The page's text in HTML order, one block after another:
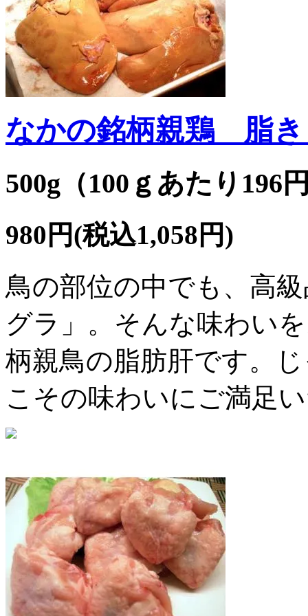
なかの銘柄親鶏 脂き
500g（100ｇあたり196
980円(税込1,058円)
鳥の部位の中でも、高
グラ」。そんな味わい
柄親鳥の脂肪肝です。
こその味わいにご満足